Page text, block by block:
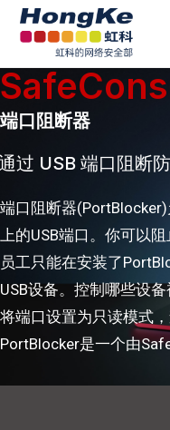
端口阻断器
过 USB 端口阻断
端口阻断器
上的USB端口。你可以
员工只能在安装了
USB设备。控制哪些设
将端口设置为只读模式
PortBlocker是一个由